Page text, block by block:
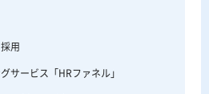
用
サービス「HRファネル」